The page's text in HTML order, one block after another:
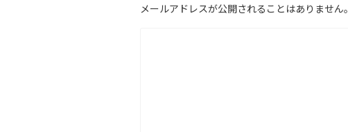
メールアドレスが公開されることはありません。